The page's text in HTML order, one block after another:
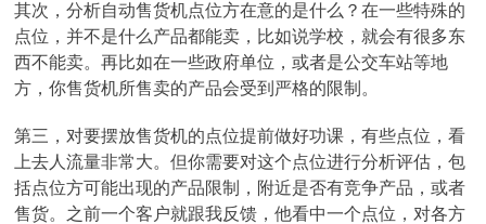
其次，分析自动售货机点位方在意的是什么？在一些特殊的
点位，并不是什么产品都能卖，比如说学校，就会有很多东
西不能卖。再比如在一些政府单位，或者是公交车站等地
方，你售货机所售卖的产品会受到严格的限制。
第三，对要摆放售货机的点位提前做好功课，有些点位，看
上去人流量非常大。但你需要对这个点位进行分析评估，包
括点位方可能出现的产品限制，附近是否有竞争产品，或者
售货。之前一个客户就跟我反馈，他看中一个点位，对各方